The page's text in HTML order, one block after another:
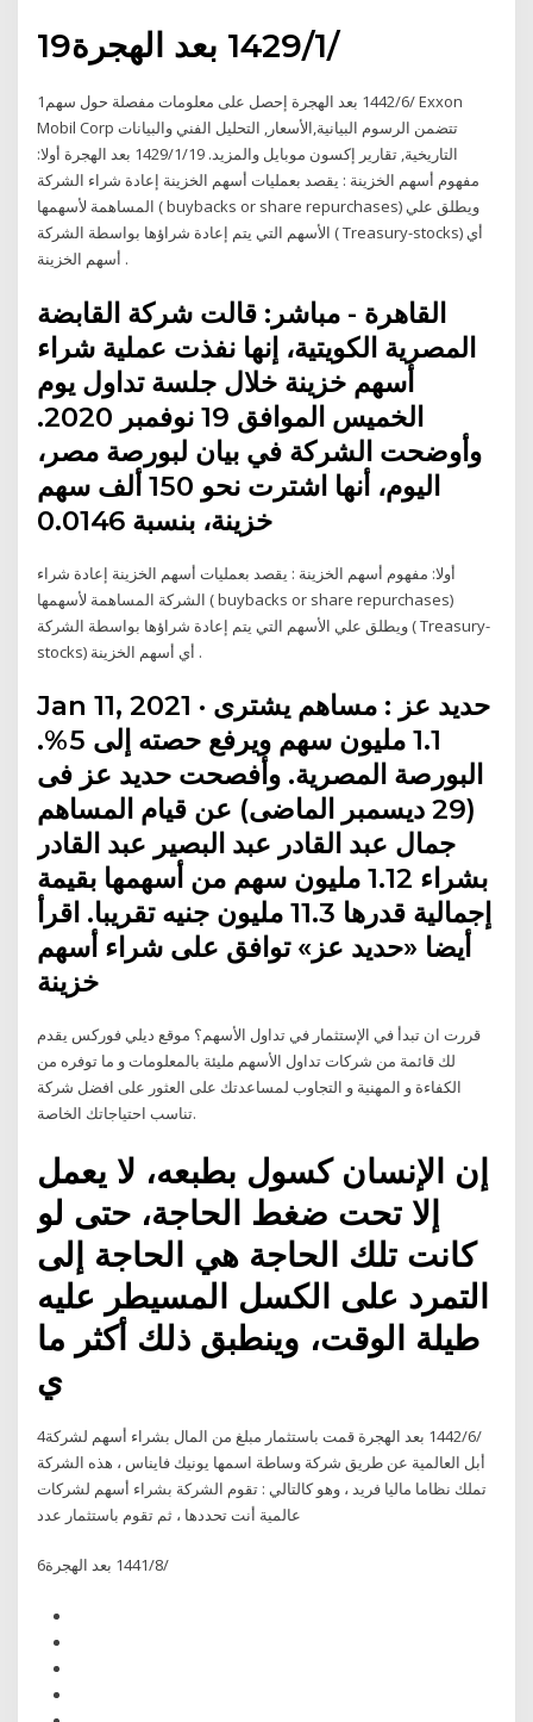
19‏‏/1‏‏/1429 بعد الهجرة
1‏‏/6‏‏/1442 بعد الهجرة إحصل على معلومات مفصلة حول سهم Exxon
Mobil Corp تتضمن الرسوم البيانية,الأسعار, التحليل الفني والبيانات
التاريخية, تقارير إكسون موبايل والمزيد. 19‏‏/1‏‏/1429 بعد الهجرة أولا:
مفهوم أسهم الخزينة : يقصد بعمليات أسهم الخزينة إعادة شراء الشركة
المساهمة لأسهمها ( buybacks or share repurchases) ويطلق علي
الأسهم التي يتم إعادة شراؤها بواسطة الشركة ( Treasury-stocks) أي
أسهم الخزينة .
القاهرة - مباشر: قالت شركة القابضة
المصرية الكويتية، إنها نفذت عملية شراء
أسهم خزينة خلال جلسة تداول يوم
الخميس الموافق 19 نوفمبر 2020.
وأوضحت الشركة في بيان لبورصة مصر،
اليوم، أنها اشترت نحو 150 ألف سهم
خزينة، بنسبة 0.0146
أولا: مفهوم أسهم الخزينة : يقصد بعمليات أسهم الخزينة إعادة شراء
الشركة المساهمة لأسهمها ( buybacks or share repurchases)
ويطلق علي الأسهم التي يتم إعادة شراؤها بواسطة الشركة ( Treasury-
stocks) أي أسهم الخزينة .
Jan 11, 2021 · حديد عز : مساهم يشترى
1.1 مليون سهم ويرفع حصته إلى 5%.
البورصة المصرية. وأفصحت حديد عز فى
(29 ديسمبر الماضى) عن قيام المساهم
جمال عبد القادر عبد البصير عبد القادر
بشراء 1.12 مليون سهم من أسهمها بقيمة
إجمالية قدرها 11.3 مليون جنيه تقريبا. اقرأ
أيضا «حديد عز» توافق على شراء أسهم
خزينة
قررت ان تبدأ في الإستثمار في تداول الأسهم؟ موقع ديلي فوركس يقدم
لك قائمة من شركات تداول الأسهم مليئة بالمعلومات و ما توفره من
الكفاءة و المهنية و التجاوب لمساعدتك على العثور على افضل شركة
تناسب احتياجاتك الخاصة.
إن الإنسان كسول بطبعه، لا يعمل
إلا تحت ضغط الحاجة، حتى لو
كانت تلك الحاجة هي الحاجة إلى
التمرد على الكسل المسيطر عليه
طيلة الوقت، وينطبق ذلك أكثر ما
ي
4‏‏/6‏‏/1442 بعد الهجرة قمت باستثمار مبلغ من المال بشراء أسهم لشركة
أبل العالمية عن طريق شركة وساطة اسمها يونيك فايناس ، هذه الشركة
تملك نظاما ماليا فريد ، وهو كالتالي : تقوم الشركة بشراء أسهم لشركات
عالمية أنت تحددها ، ثم تقوم باستثمار عدد
6‏‏/8‏‏/1441 بعد الهجرة